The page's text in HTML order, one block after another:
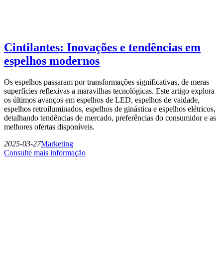
Cintilantes: Inovações e tendências em
espelhos modernos
Os espelhos passaram por transformações significativas, de meras
superfícies reflexivas a maravilhas tecnológicas. Este artigo explora
os últimos avanços em espelhos de LED, espelhos de vaidade,
espelhos retroiluminados, espelhos de ginástica e espelhos elétricos,
detalhando tendências de mercado, preferências do consumidor e as
melhores ofertas disponíveis.
2025-03-27Marketing
Consulte mais informação